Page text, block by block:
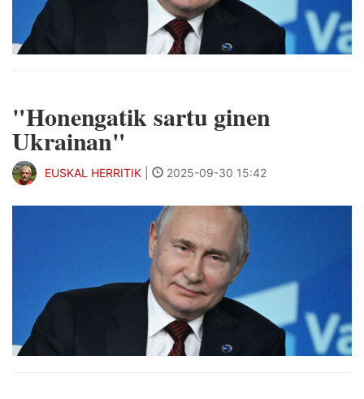
"Honengatik sartu ginen
Ukrainan"
EUSKAL HERRITIK 2025-09-30 15:42